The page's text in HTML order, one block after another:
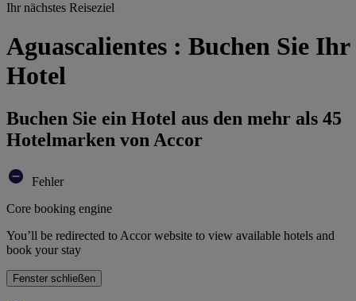
Ihr nächstes Reiseziel
Aguascalientes : Buchen Sie Ihr
Hotel
Buchen Sie ein Hotel aus den mehr als 45
Hotelmarken von Accor
Fehler
Core booking engine
You’ll be redirected to Accor website to view available hotels and
book your stay
Fenster schließen